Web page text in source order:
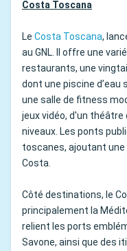
Costa Toscana
Le Costa Toscana,
au GNL. Il offre une
restaurants, une
dont une piscine d’eau
une salle de fitness
jeux vidéo, d'un
niveaux. Les ponts
toscanes, ajoutant
Costa.
Côté destinations, le
principalement la
relient les ports
Savone, ainsi que des